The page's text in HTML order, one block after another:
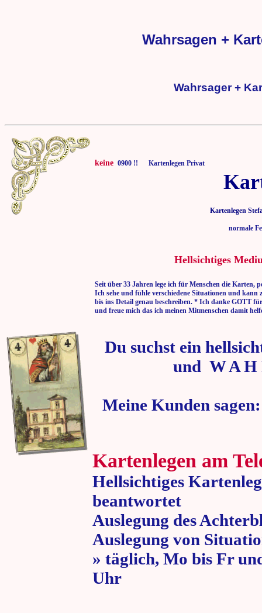
Wahrsagen +
Wahrsager +
keine 0900 !! Kartenlegen Privat
Kartenlegen
normale
Hellsichtiges
Seit über 33 Jahren lege ich für Menschen die Karten,
Ich sehe und fühle verschiedene Situationen und kann
bis ins Detail genau beschreiben. * Ich danke GOTT
und freue mich das ich meinen Mitmenschen damit
Du suchst ein
und W A H
Meine Kunden
Kartenlegen am
Hellsichtiges
beantwortet
Auslegung des
Auslegung von
» täglich, Mo bis Fr
Uhr » 80